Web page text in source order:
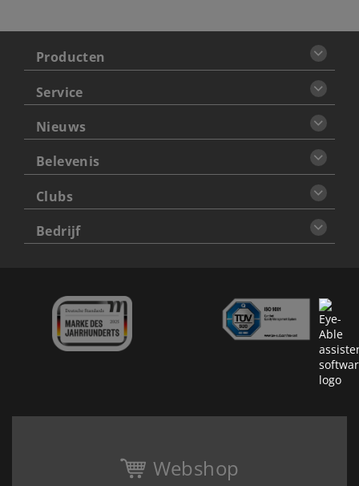
Producten
Service
Nieuws
Belevenis
Clubs
Bedrijf
Webshop